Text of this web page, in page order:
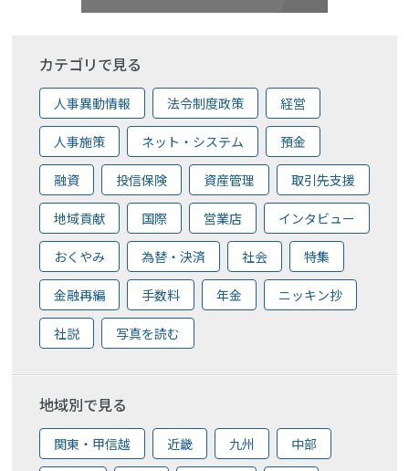
カテゴリで見る
人事異動情報 法令制度政策 経営
人事施策 ネット・システム 預金
融資 投信保険 資産管理 取引先支援
地域貢献 国際 営業店 インタビュー
おくやみ 為替・決済 社会 特集
金融再編 手数料 年金 ニッキン抄
社説 写真を読む
地域別で見る
関東・甲信越 近畿 九州 中部